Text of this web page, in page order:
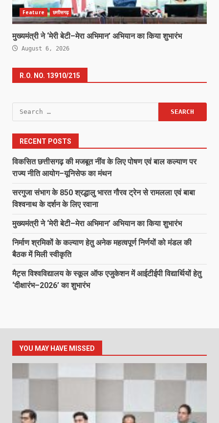
Feature छत्तीसगढ़
मुख्यमंत्री ने ‘मेरी बेटी–मेरा अभिमान’ अभियान का किया शुभारंभ
August 6, 2026
R.O. NO. 13910/215
Search
for:
RECENT POSTS
विकसित छत्तीसगढ़ की मजबूत नींव के लिए पोषण एवं बाल कल्याण पर
राज्य नीति आयोग–यूनिसेफ का मंथन
सरगुजा संभाग के 850 श्रद्धालु भारत गौरव ट्रेन से रामलला एवं बाबा
विश्वनाथ के दर्शन के लिए रवाना
मुख्यमंत्री ने ‘मेरी बेटी–मेरा अभिमान’ अभियान का किया शुभारंभ
निर्माण श्रमिकों के कल्याण हेतु अनेक महत्वपूर्ण निर्णयों को मंडल की
बैठक में मिली स्वीकृति
मैट्स विश्वविद्यालय के स्कूल ऑफ एजुकेशन में आईटीईपी विद्यार्थियों हेतु
‘दीक्षारंभ–2026’ का शुभारंभ
YOU MAY HAVE MISSED